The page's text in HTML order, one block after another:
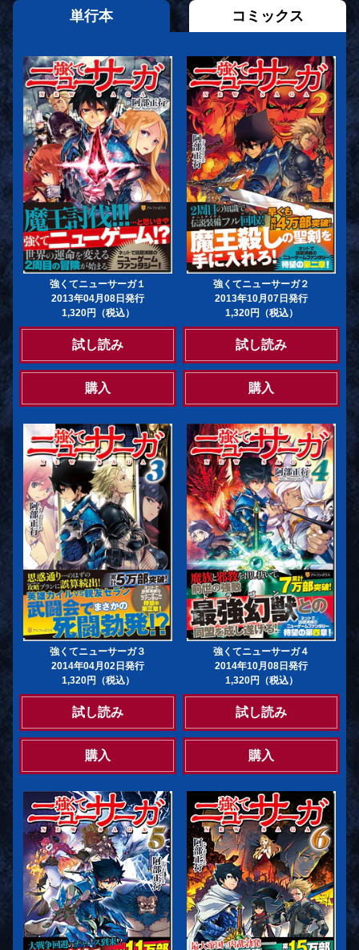
単行本 コミックス
強くてニューサーガ１
2013年04月08日発行
1,320円（税込）
試し読み
購入
強くてニューサーガ２
2013年10月07日発行
1,320円（税込）
試し読み
購入
強くてニューサーガ３
2014年04月02日発行
1,320円（税込）
試し読み
購入
強くてニューサーガ４
2014年10月08日発行
1,320円（税込）
試し読み
購入